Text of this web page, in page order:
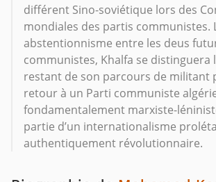
différent Sino-soviétique lors des
mondiales des partis communistes.
abstentionnisme entre les deus
communistes, Khalfa se distinguera
restant de son parcours de militant
retour à un Parti communiste
fondamentalement marxiste-
partie d’un internationalisme
authentiquement révolutionnaire.